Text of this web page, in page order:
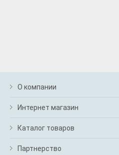
О компании
Интернет магазин
Каталог товаров
Партнерство